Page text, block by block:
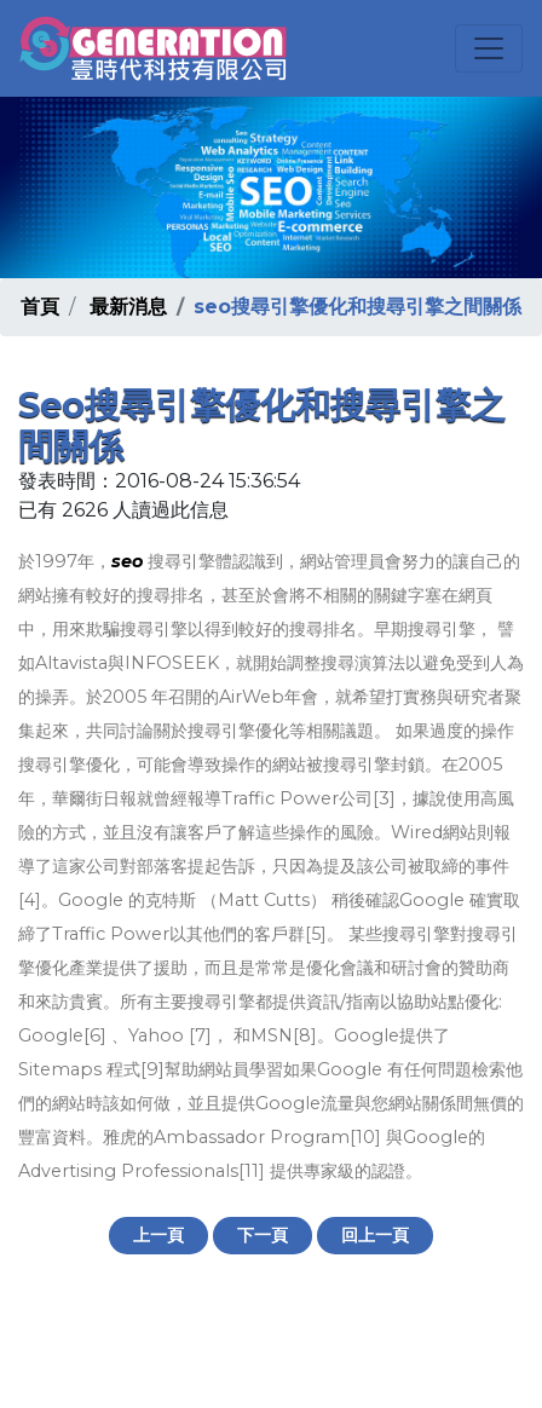
首頁 最新消息 seo搜尋引擎優化和搜尋引擎之間關係
Seo搜尋引擎優化和搜尋引擎之
間關係
發表時間：2016-08-24 15:36:54
已有 2626 人讀過此信息
於1997年， seo 搜尋引擎體認識到，網站管理員會努力的讓自己的
網站擁有較好的搜尋排名，甚至於會將不相關的關鍵字塞在網頁
中，用來欺騙搜尋引擎以得到較好的搜尋排名。早期搜尋引擎， 譬
如Altavista與INFOSEEK，就開始調整搜尋演算法以避免受到人為
的操弄。於2005 年召開的AirWeb年會，就希望打實務與研究者聚
集起來，共同討論關於搜尋引擎優化等相關議題。 如果過度的操作
搜尋引擎優化，可能會導致操作的網站被搜尋引擎封鎖。在2005
年，華爾街日報就曾經報導Traffic Power公司[3]，據說使用高風
險的方式，並且沒有讓客戶了解這些操作的風險。Wired網站則報
導了這家公司對部落客提起告訴，只因為提及該公司被取締的事件
[4]。Google 的克特斯 （Matt Cutts） 稍後確認Google 確實取
締了Traffic Power以其他們的客戶群[5]。 某些搜尋引擎對搜尋引
擎優化產業提供了援助，而且是常常是優化會議和研討會的贊助商
和來訪貴賓。所有主要搜尋引擎都提供資訊/指南以協助站點優化:
Google[6] 、Yahoo [7]， 和MSN[8]。Google提供了
Sitemaps 程式[9]幫助網站員學習如果Google 有任何問題檢索他
們的網站時該如何做，並且提供Google流量與您網站關係間無價的
豐富資料。雅虎的Ambassador Program[10] 與Google的
Advertising Professionals[11] 提供專家級的認證。
上一頁 下一頁 回上一頁